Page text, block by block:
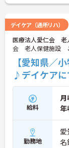
デイケア（通所リハ）
医療法人愛仁会 老
会 老人保健施設
【愛知県／
♪デイケアに
給料
月
年
勤務地
名